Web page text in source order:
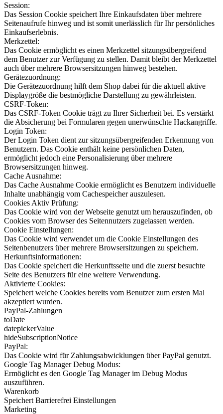
Session:
Das Session Cookie speichert Ihre Einkaufsdaten über mehrere
Seitenaufrufe hinweg und ist somit unerlässlich für Ihr persönliches
Einkaufserlebnis.
Merkzettel:
Das Cookie ermöglicht es einen Merkzettel sitzungsübergreifend
dem Benutzer zur Verfügung zu stellen. Damit bleibt der Merkzettel
auch über mehrere Browsersitzungen hinweg bestehen.
Gerätezuordnung:
Die Gerätezuordnung hilft dem Shop dabei für die aktuell aktive
Displaygröße die bestmögliche Darstellung zu gewährleisten.
CSRF-Token:
Das CSRF-Token Cookie trägt zu Ihrer Sicherheit bei. Es verstärkt
die Absicherung bei Formularen gegen unerwünschte Hackangriffe.
Login Token:
Der Login Token dient zur sitzungsübergreifenden Erkennung von
Benutzern. Das Cookie enthält keine persönlichen Daten,
ermöglicht jedoch eine Personalisierung über mehrere
Browsersitzungen hinweg.
Cache Ausnahme:
Das Cache Ausnahme Cookie ermöglicht es Benutzern individuelle
Inhalte unabhängig vom Cachespeicher auszulesen.
Cookies Aktiv Prüfung:
Das Cookie wird von der Webseite genutzt um herauszufinden, ob
Cookies vom Browser des Seitennutzers zugelassen werden.
Cookie Einstellungen:
Das Cookie wird verwendet um die Cookie Einstellungen des
Seitenbenutzers über mehrere Browsersitzungen zu speichern.
Herkunftsinformationen:
Das Cookie speichert die Herkunftsseite und die zuerst besuchte
Seite des Benutzers für eine weitere Verwendung.
Aktivierte Cookies:
Speichert welche Cookies bereits vom Benutzer zum ersten Mal
akzeptiert wurden.
PayPal-Zahlungen
toDate
datepickerValue
hideSubscriptionNotice
PayPal:
Das Cookie wird für Zahlungsabwicklungen über PayPal genutzt.
Google Tag Manager Debug Modus:
Ermöglicht es den Google Tag Manager im Debug Modus
auszuführen.
Warenkorb
Speichert Barrierefrei Einstellungen
Marketing